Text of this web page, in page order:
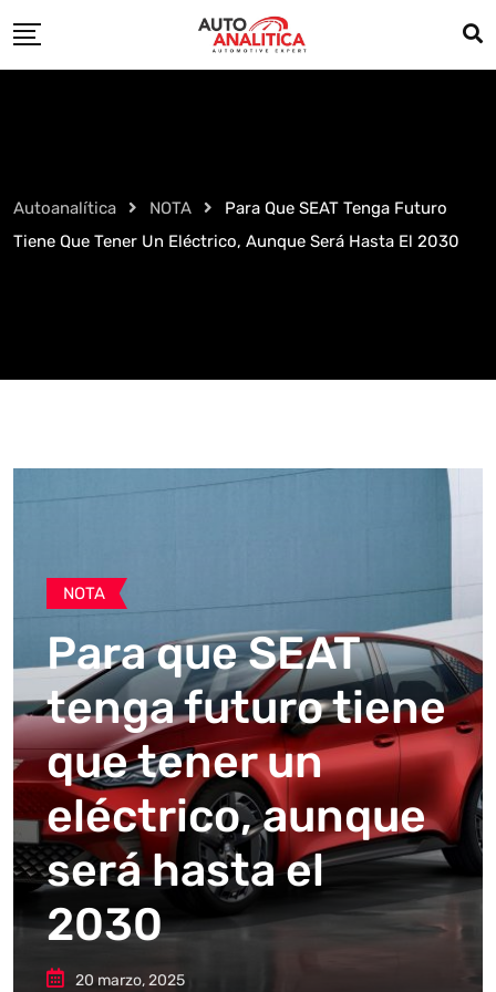
to
Autoanalítica NOTA
Para Que SEAT Tenga Futuro
Tiene Que Tener Un Eléctrico, Aunque Será Hasta El 2030
NOTA
Para que SEAT
tenga futuro tiene
que tener un
eléctrico, aunque
será hasta el
2030
20 marzo, 2025